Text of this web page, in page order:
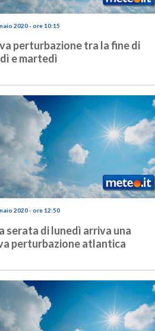
2020 - ore 10:15
perturbazione tra la fine di
e martedì
2020 - ore 12:50
serata di lunedì arriva una
perturbazione atlantica